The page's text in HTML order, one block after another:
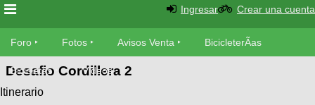
Foro
Foro
TÃ©cnica
Fotos
Ingresar Crear una cuenta
Foro Fotos Avisos Venta BicicleterÃ­as
Bicicletas Videos
Desafio Cordillera 2
Itinerario